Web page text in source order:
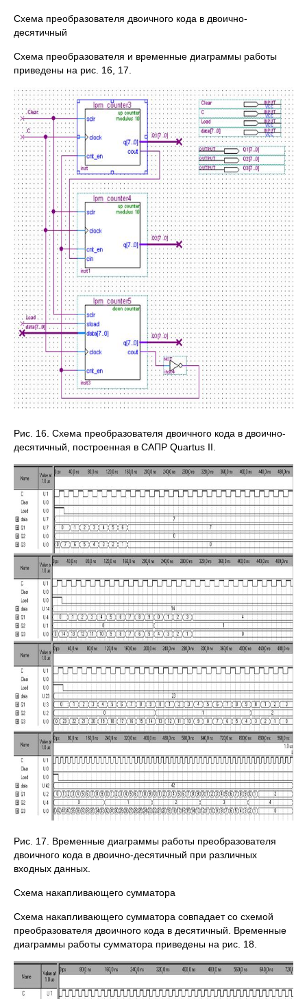
Схема преобразователя двоичного кода в двоично-
десятичный
Схема преобразователя и временные диаграммы работы
приведены на рис. 16, 17.
Рис. 16. Схема преобразователя двоичного кода в двоично-
десятичный, построенная в САПР Quartus II.
Рис. 17. Временные диаграммы работы преобразователя
двоичного кода в двоично-десятичный при различных
входных данных.
Схема накапливающего сумматора
Схема накапливающего сумматора совпадает со схемой
преобразователя двоичного кода в десятичный. Временные
диаграммы работы сумматора приведены на рис. 18.